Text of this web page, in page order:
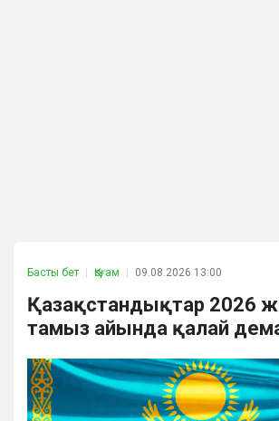
Басты бет Қоғам 09.08.2026 13:00
Қазақстандықтар 2026
тамыз айында қалай